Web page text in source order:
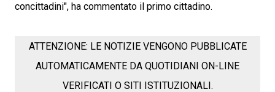
concittadini", ha commentato il primo cittadino.
ATTENZIONE: LE NOTIZIE VENGONO PUBBLICATE
AUTOMATICAMENTE DA QUOTIDIANI ON-LINE
VERIFICATI O SITI ISTITUZIONALI.